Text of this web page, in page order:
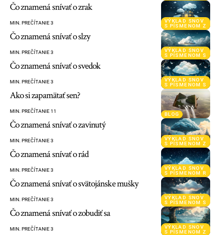
VÝKLAD SNOV
S PÍSMENOM Z
Čo znamená snívať o zrak
MIN. PREČÍTANIE 3
VÝKLAD SNOV
S PÍSMENOM S
Čo znamená snívať o slzy
MIN. PREČÍTANIE 3
VÝKLAD SNOV
S PÍSMENOM S
Čo znamená snívať o svedok
MIN. PREČÍTANIE 3
BLOG
Ako si zapamätať sen?
MIN. PREČÍTANIE 11
VÝKLAD SNOV
S PÍSMENOM Z
Čo znamená snívať o zavinutý
MIN. PREČÍTANIE 3
VÝKLAD SNOV
S PÍSMENOM R
Čo znamená snívať o rád
MIN. PREČÍTANIE 3
VÝKLAD SNOV
S PÍSMENOM S
Čo znamená snívať o svätojánske mušky
MIN. PREČÍTANIE 3
VÝKLAD SNOV
S PÍSMENOM Z
Čo znamená snívať o zobudiť sa
MIN. PREČÍTANIE 3